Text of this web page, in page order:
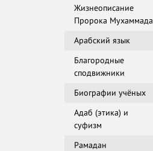
Жизнеописание
Пророка Мухаммада
Арабский язык
Благородные
сподвижники
Биографии учёных
Адаб (этика) и
суфизм
Рамадан